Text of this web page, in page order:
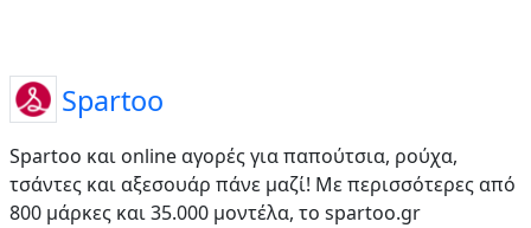
Spartoo
Spartoo και online αγορές για παπούτσια, ρούχα,
τσάντες και αξεσουάρ πάνε μαζί! Με περισσότερες από
800 μάρκες και 35.000 μοντέλα, το spartoo.gr